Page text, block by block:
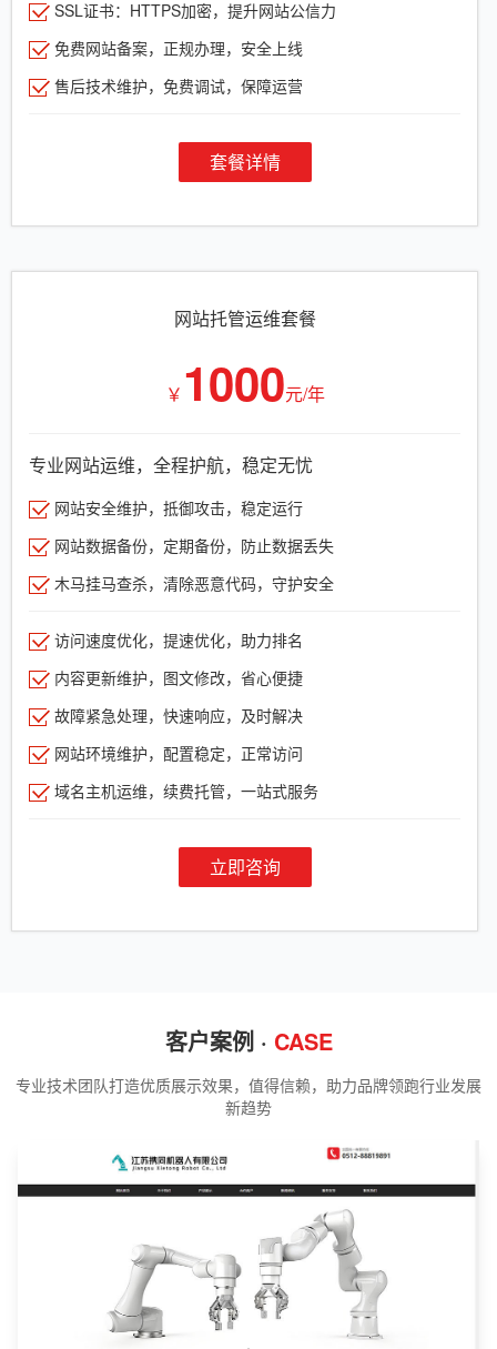
SSL证书：HTTPS加密，提升网站公信力
免费网站备案，正规办理，安全上线
售后技术维护，免费调试，保障运营
套餐详情
网站托管运维套餐
￥ 1000元/年
专业网站运维，全程护航，稳定无忧
网站安全维护，抵御攻击，稳定运行
网站数据备份，定期备份，防止数据丢失
木马挂马查杀，清除恶意代码，守护安全
访问速度优化，提速优化，助力排名
内容更新维护，图文修改，省心便捷
故障紧急处理，快速响应，及时解决
网站环境维护，配置稳定，正常访问
域名主机运维，续费托管，一站式服务
立即咨询
客户案例 · CASE
专业技术团队打造优质展示效果，值得信赖，助力品牌领跑行业发展
新趋势